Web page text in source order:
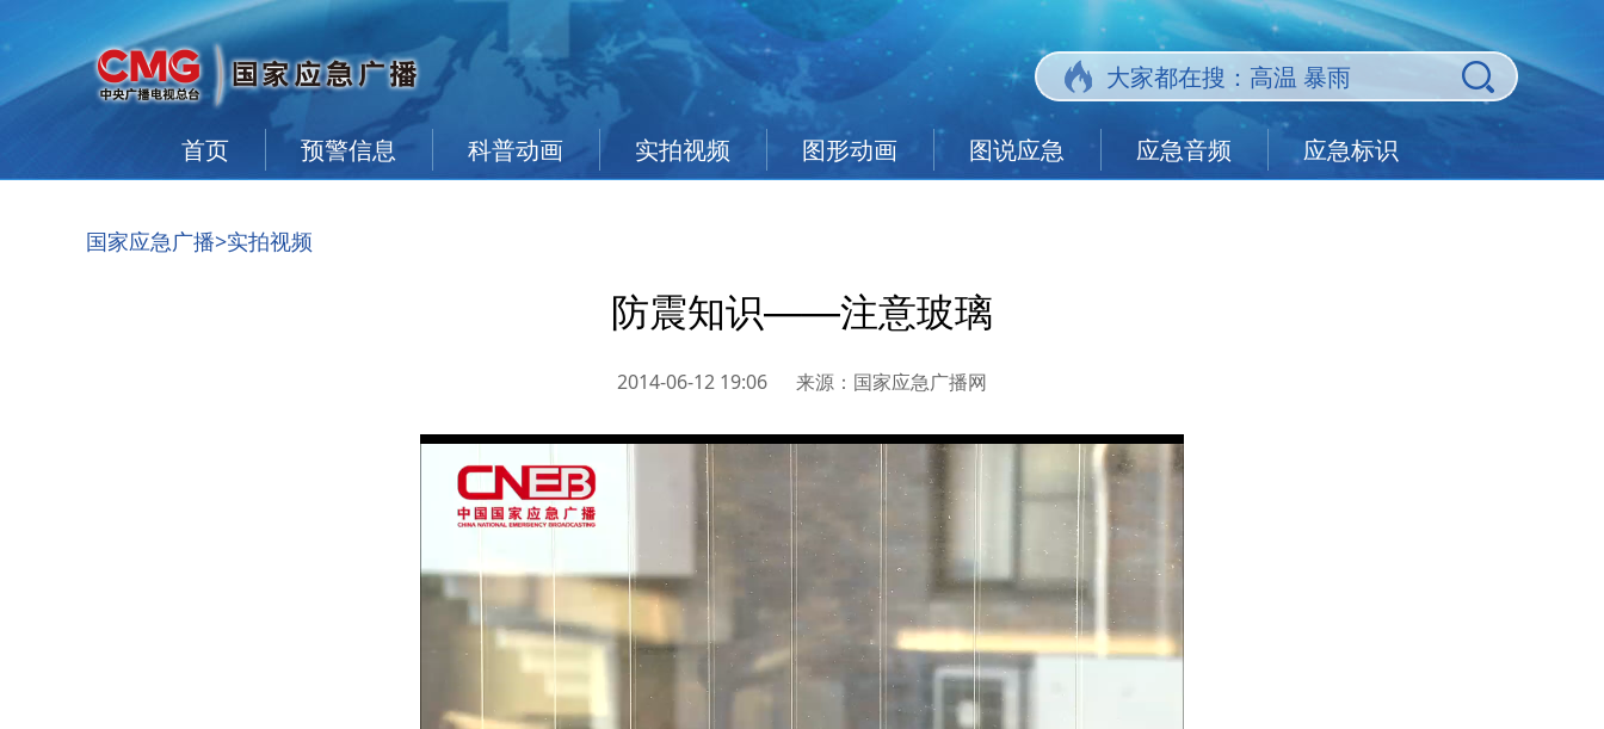
首页 预警信息 科普动画 实拍视频 图形动画 图说应急 应急音频 应急标识
国家应急广播>实拍视频
防震知识——注意玻璃
2014-06-12 19:06 来源： 国家应急广播网